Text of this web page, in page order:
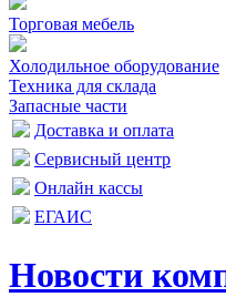
Торговая мебель
Холодильное оборудование
Техника для склада
Запасные части
Доставка и оплата
Сервисный центр
Онлайн кассы
ЕГАИС
Новости